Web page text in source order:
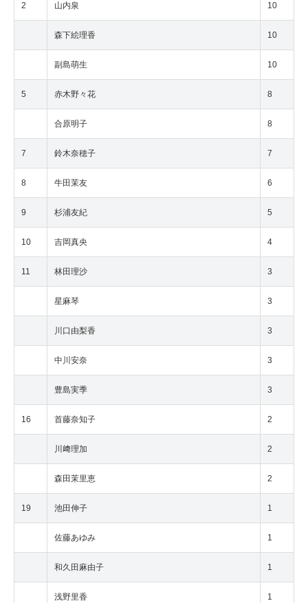
2 山内泉 10
森下絵理香 10
副島萌生 10
5 赤木野々花 8
合原明子 8
7 鈴木奈穂子 7
8 牛田茉友 6
9 杉浦友紀 5
10 吉岡真央 4
11 林田理沙 3
星麻琴 3
川口由梨香 3
中川安奈 3
豊島実季 3
16 首藤奈知子 2
川﨑理加 2
森田茉里恵 2
19 池田伸子 1
佐藤あゆみ 1
和久田麻由子 1
浅野里香 1